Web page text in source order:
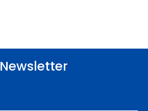
Newsletter